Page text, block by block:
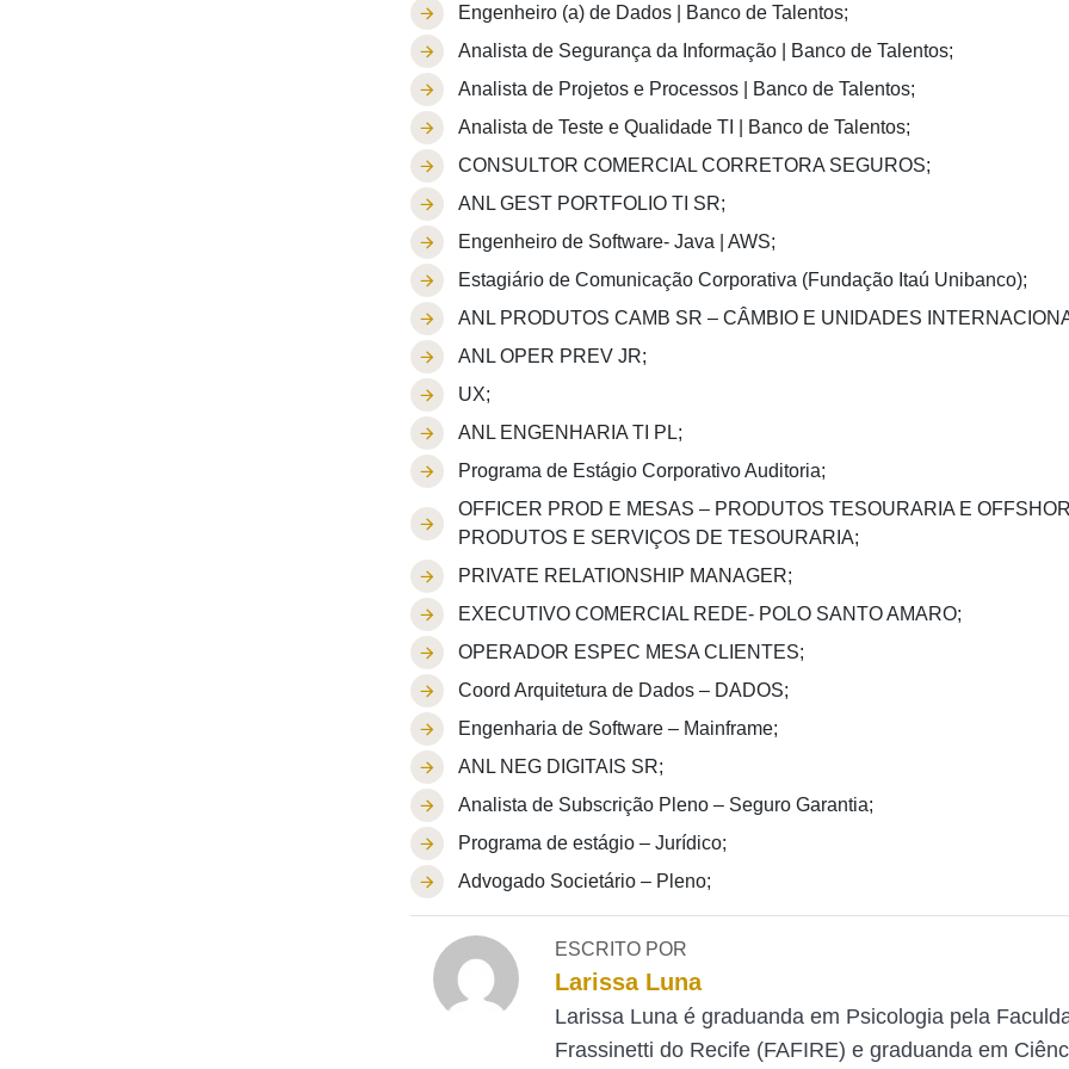
Engenheiro (a) de Dados | Banco de Talentos;
Analista de Segurança da Informação | Banco de Talentos;
Analista de Projetos e Processos | Banco de Talentos;
Analista de Teste e Qualidade TI | Banco de Talentos;
CONSULTOR COMERCIAL CORRETORA SEGUROS;
ANL GEST PORTFOLIO TI SR;
Engenheiro de Software- Java | AWS;
Estagiário de Comunicação Corporativa (Fundação Itaú Unibanco);
ANL PRODUTOS CAMB SR – CÂMBIO E UNIDADES
ANL OPER PREV JR;
UX;
ANL ENGENHARIA TI PL;
Programa de Estágio Corporativo Auditoria;
OFFICER PROD E MESAS – PRODUTOS TESOURARIA E
PRODUTOS E SERVIÇOS DE TESOURARIA;
PRIVATE RELATIONSHIP MANAGER;
EXECUTIVO COMERCIAL REDE- POLO SANTO AMARO;
OPERADOR ESPEC MESA CLIENTES;
Coord Arquitetura de Dados – DADOS;
Engenharia de Software – Mainframe;
ANL NEG DIGITAIS SR;
Analista de Subscrição Pleno – Seguro Garantia;
Programa de estágio – Jurídico;
Advogado Societário – Pleno;
ESCRITO POR
Larissa Luna
Larissa Luna é graduanda em Psicologia pela
Frassinetti do Recife (FAFIRE) e graduanda em